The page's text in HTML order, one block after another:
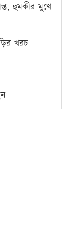
হুমকীর মুখে
খরচ